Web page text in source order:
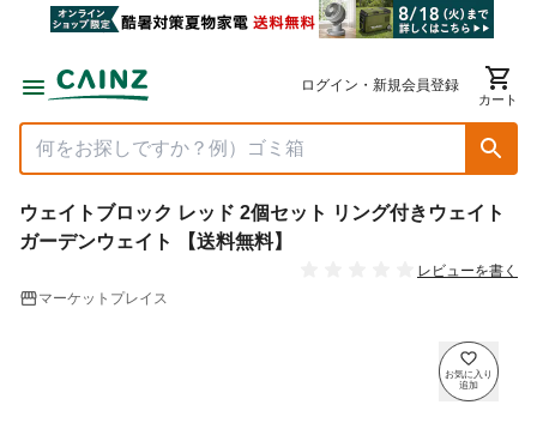
ログイン・新規会員登録
カート
ウェイトブロック レッド 2個セット リング付きウェイト
ガーデンウェイト 【送料無料】
レビューを書く
マーケットプレイス